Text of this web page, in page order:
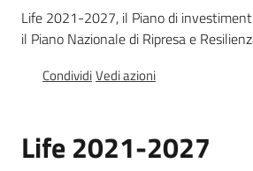
Opportunità
siamo
Life 2021-2027, il Piano di
il Piano Nazionale di Ripresa e
CondividiVedi azioni
Life 2021-2027